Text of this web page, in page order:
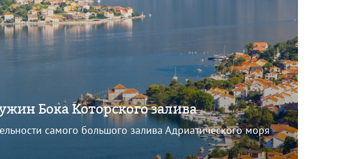
Бока Которского залива
самого большого залива Адриатического моря